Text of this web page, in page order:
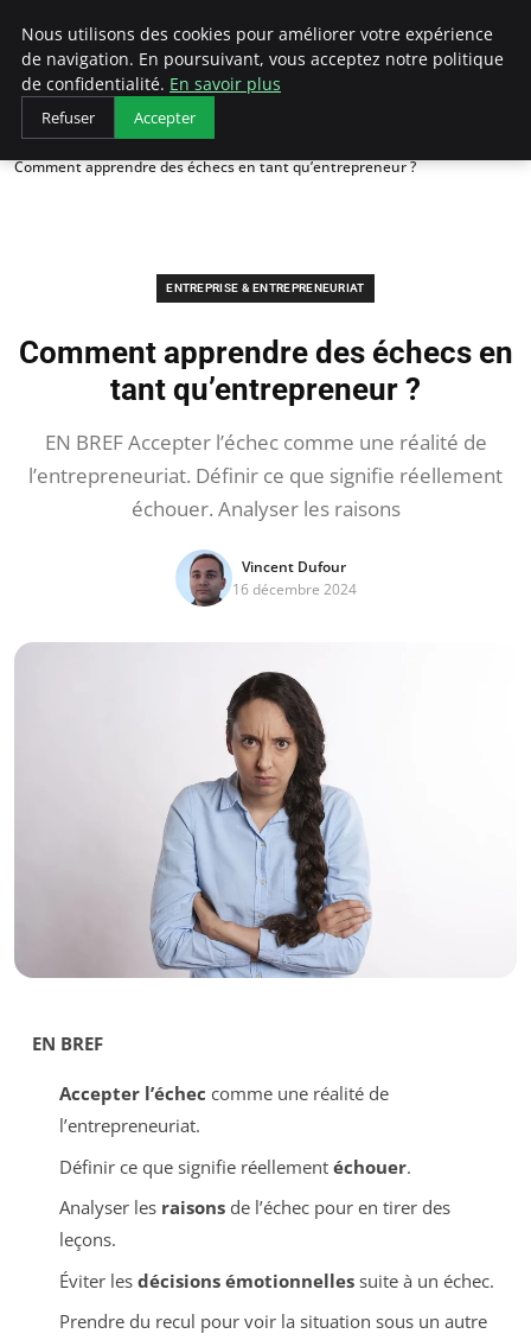
LECFCM
Accueil
Entreprise & Entrepreneuriat
Comment apprendre des échecs en tant qu’entrepreneur ?
ENTREPRISE & ENTREPRENEURIAT
Comment apprendre des échecs en
tant qu’entrepreneur ?
EN BREF Accepter l’échec comme une réalité de
l’entrepreneuriat. Définir ce que signifie réellement
échouer. Analyser les raisons
Vincent Dufour
16 décembre 2024
EN BREF
Accepter l’échec comme une réalité de
l’entrepreneuriat.
Définir ce que signifie réellement échouer.
Analyser les raisonsde l’échec pour en tirer des
leçons.
Éviter les décisions émotionnellessuite à un échec.
Prendre du recul pour voir la situation sous un autre
Nous utilisons des cookies pour améliorer votre expérience
de navigation. En poursuivant, vous acceptez notre politique
de confidentialité. En savoir plus
Refuser Accepter